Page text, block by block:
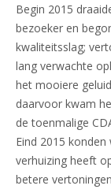
Begin 2015
bezoeker en
kwaliteitsslag;
lang verwachte
het mooiere
daarvoor kwam
de toenmalige
Eind 2015
verhuizing heeft
betere